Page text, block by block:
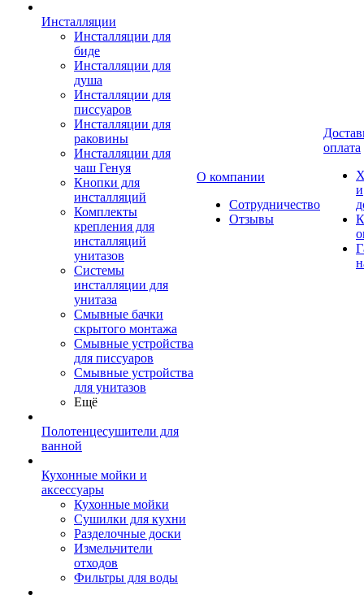
Инсталляции
Инсталляции для
биде
Инсталляции для
душа
Инсталляции для
писсуаров
Инсталляции для
раковины
Инсталляции для
чаш Генуя
Кнопки для
инсталляций
Комплекты
крепления для
инсталляций
унитазов
Системы
инсталляции для
унитаза
Смывные бачки
скрытого монтажа
Смывные устройства
для писсуаров
Смывные устройства
для унитазов
Ещё
Полотенцесушители для
ванной
Кухонные мойки и
аксессуары
Кухонные мойки
Сушилки для кухни
Разделочные доски
Измельчители
отходов
Фильтры для воды
О компании
Сотрудничество
Отзывы
оплата
и